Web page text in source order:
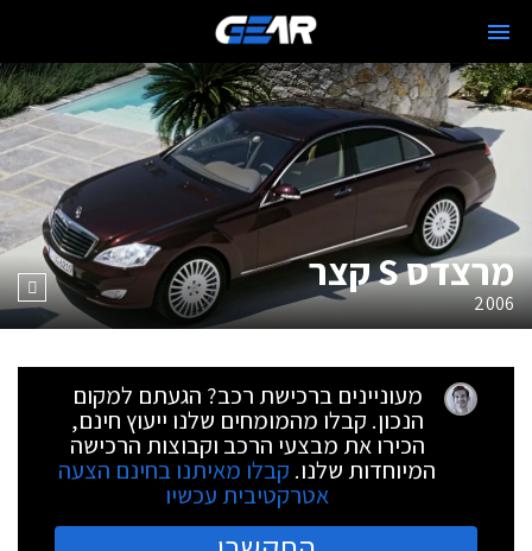
מרצדס S קצר
2006
מעוניינים ברכישת רכב? הגעתם למקום
הנכון. קבלו מהמומחים שלנו ייעוץ חינם,
הכירו את מבצעי הרכב וקבוצות הרכישה
המיוחדות שלנו. קבלו מאיתנו בחינם הצעה
אטרקטיבית עכשיו